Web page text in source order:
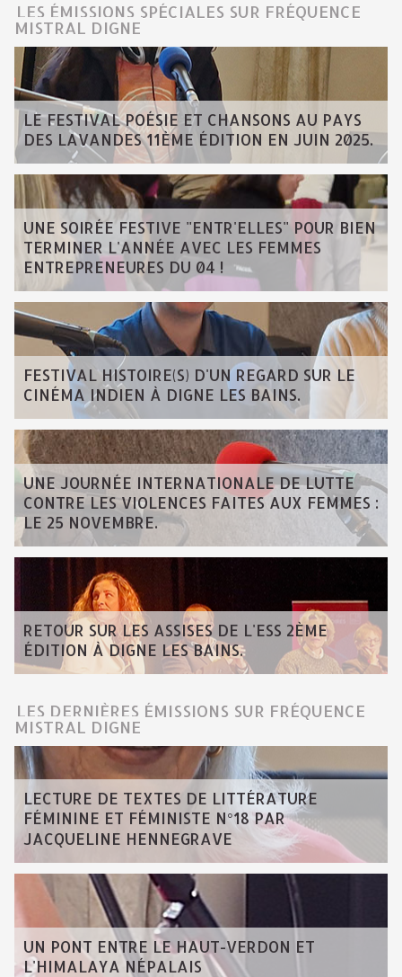
LES ÉMISSIONS SPÉCIALES SUR FRÉQUENCE
MISTRAL DIGNE
LE FESTIVAL POÉSIE ET CHANSONS AU PAYS
DES LAVANDES 11ÈME ÉDITION EN JUIN 2025.
UNE SOIRÉE FESTIVE "ENTR'ELLES" POUR BIEN
TERMINER L'ANNÉE AVEC LES FEMMES
ENTREPRENEURES DU 04 !
FESTIVAL HISTOIRE(S) D'UN REGARD SUR LE
CINÉMA INDIEN À DIGNE LES BAINS.
UNE JOURNÉE INTERNATIONALE DE LUTTE
CONTRE LES VIOLENCES FAITES AUX FEMMES :
LE 25 NOVEMBRE.
RETOUR SUR LES ASSISES DE L'ESS 2ÈME
ÉDITION À DIGNE LES BAINS.
LES DERNIÈRES ÉMISSIONS SUR FRÉQUENCE
MISTRAL DIGNE
LECTURE DE TEXTES DE LITTÉRATURE
FÉMININE ET FÉMINISTE N°18 PAR
JACQUELINE HENNEGRAVE
UN PONT ENTRE LE HAUT-VERDON ET
L'HIMALAYA NÉPALAIS